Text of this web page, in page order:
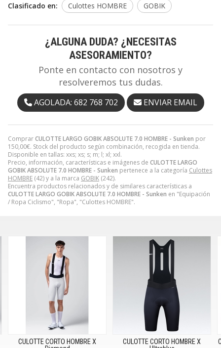
ComprarCULOTTE LARGO GOBIK ABSOLUTE 7.0 HOMBRE - Sunken por
150,00€. Stock del producto según combinación, recogida en tienda.
Disponible en tallas: xxs; xs; s; m; l; xl; xxl.
Precio, información, características e imágenes de CULOTTE LARGO
GOBIK ABSOLUTE 7.0 HOMBRE - Sunken pertenece a la categoría Culottes
HOMBRE (42) y a la marca GOBIK (242).
Encuentra productos relacionados y de similares características a
CULOTTE LARGO GOBIK ABSOLUTE 7.0 HOMBRE - Sunken en "Equipación
/ Ropa Ciclismo", "Ropa", "Culottes HOMBRE".
Clasificado en: Culottes HOMBRE GOBIK
¿ALGUNA DUDA? ¿NECESITAS
ASESORAMIENTO?
Ponte en contacto con nosotros y
resolveremos tus dudas.
AGOLADA: 682 768 702 ENVIAR EMAIL
CULOTTE CORTO HOMBRE X
CULOTTE CORTO HOMBRE X